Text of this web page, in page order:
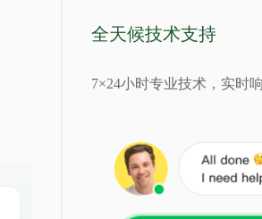
全天候技术支持
7×24小时专业技术，实时